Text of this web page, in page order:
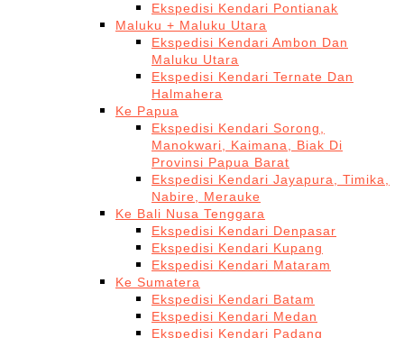
Ekspedisi Kendari Pontianak
Maluku + Maluku Utara
Ekspedisi Kendari Ambon Dan
Maluku Utara
Ekspedisi Kendari Ternate Dan
Halmahera
Ke Papua
Ekspedisi Kendari Sorong,
Manokwari, Kaimana, Biak Di
Provinsi Papua Barat
Ekspedisi Kendari Jayapura, Timika,
Nabire, Merauke
Ke Bali Nusa Tenggara
Ekspedisi Kendari Denpasar
Ekspedisi Kendari Kupang
Ekspedisi Kendari Mataram
Ke Sumatera
Ekspedisi Kendari Batam
Ekspedisi Kendari Medan
Ekspedisi Kendari Padang